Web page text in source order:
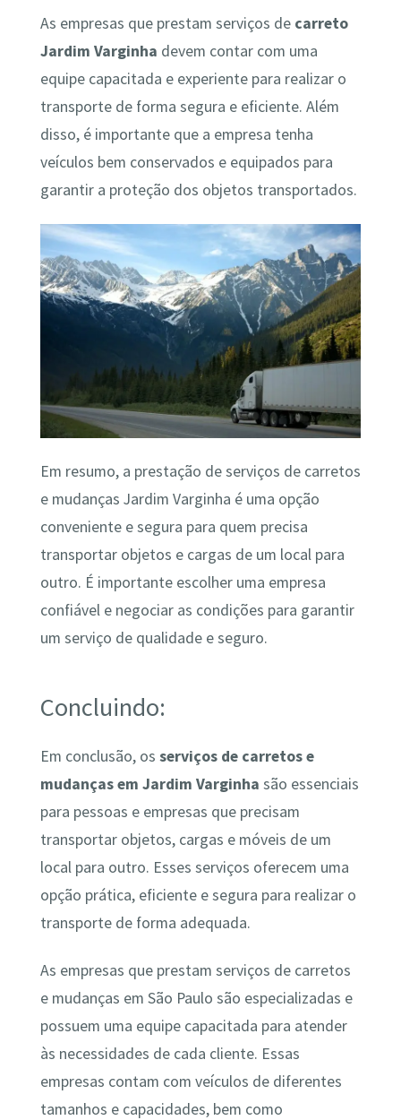
As empresas que prestam serviços de carreto
Jardim Varginha devem contar com uma
equipe capacitada e experiente para realizar o
transporte de forma segura e eficiente. Além
disso, é importante que a empresa tenha
veículos bem conservados e equipados para
garantir a proteção dos objetos transportados.
Em resumo, a prestação de serviços de carretos
e mudanças Jardim Varginha é uma opção
conveniente e segura para quem precisa
transportar objetos e cargas de um local para
outro. É importante escolher uma empresa
confiável e negociar as condições para garantir
um serviço de qualidade e seguro.
Concluindo:
Em conclusão, os serviços de carretos e
mudanças em Jardim Varginha são essenciais
para pessoas e empresas que precisam
transportar objetos, cargas e móveis de um
local para outro. Esses serviços oferecem uma
opção prática, eficiente e segura para realizar o
transporte de forma adequada.
As empresas que prestam serviços de carretos
e mudanças em São Paulo são especializadas e
possuem uma equipe capacitada para atender
às necessidades de cada cliente. Essas
empresas contam com veículos de diferentes
tamanhos e capacidades, bem como